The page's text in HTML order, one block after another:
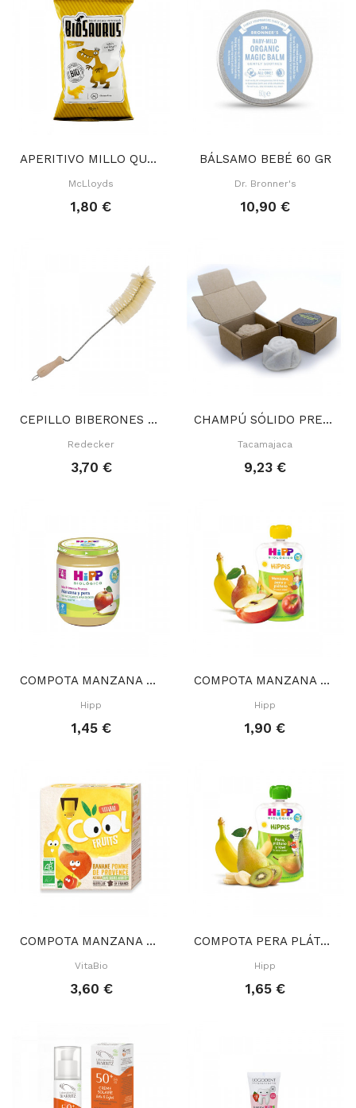
APERITIVO MILLO QUESO BIOSAURUS 50 GR
McLloyds
1,80 €
BÁLSAMO BEBÉ 60 GR
Dr. Bronner's
10,90 €
CEPILLO BIBERONES 32 CM
Redecker
3,70 €
CHAMPÚ SÓLIDO PREVENTIVO PIOJOS 75 GR
Tacamajaca
9,23 €
COMPOTA MANZANA PERA 125 GR
Hipp
1,45 €
COMPOTA MANZANA PERA PLÁTANO 100 GR
Hipp
1,90 €
COMPOTA MANZANA PLÁTANO 4X90 GR
VitaBio
3,60 €
COMPOTA PERA PLÁTANO KIWI 100 GR
Hipp
1,65 €